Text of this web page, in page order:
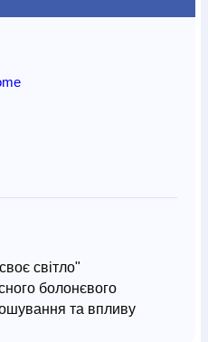
світло"
болонєвого
та впливу